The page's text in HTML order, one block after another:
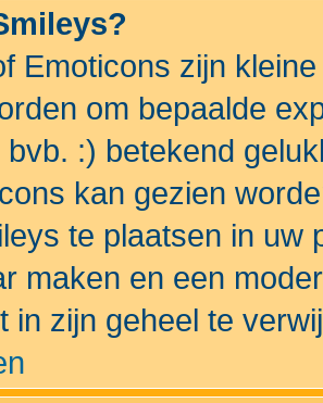
Emoticons zijn
om bepaalde
:) betekend
kan gezien
te plaatsen in uw
maken en een
in zijn geheel te